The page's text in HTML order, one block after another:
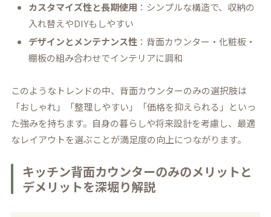
カスタマイズ性と長期使用 ：シンプルな構造で、収納の
入れ替えやDIYもしやすい
デザインとメンテナンス性 ：背面カウンター・化粧板・
棚板の組み合わせでインテリアに調和
このようなトレンドの中、背面カウンターのみの選択肢は
「おしゃれ」「整理しやすい」「価格を抑えられる」といっ
た強みを持ちます。自身の暮らしや将来設計を考慮し、最適
なレイアウトを選ぶことが満足度の向上につながります。
キッチン背面カウンターのみのメリットと
デメリットを深堀り解説